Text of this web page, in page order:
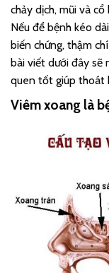
chảy dịch, mũi và
Nếu để bệnh kéo
biến chứng, thậm
bài viết dưới đây sẽ
quen tốt giúp thoát
Viêm xoang là